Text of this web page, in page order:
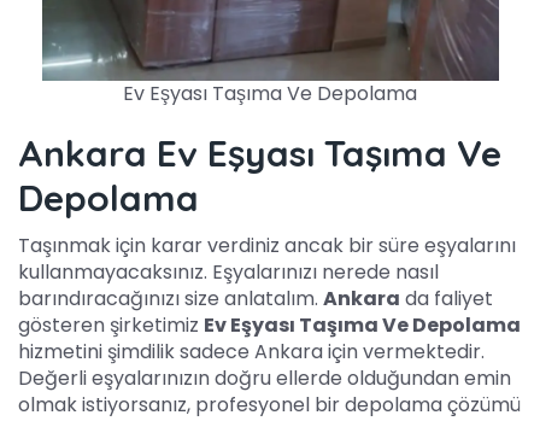
Ev Eşyası Taşıma Ve Depolama
Ankara Ev Eşyası Taşıma Ve
Depolama
Taşınmak için karar verdiniz ancak bir süre eşyalarını
kullanmayacaksınız. Eşyalarınızı nerede nasıl
barındıracağınızı size anlatalım. Ankara da faliyet
gösteren şirketimiz Ev Eşyası Taşıma Ve Depolama
hizmetini şimdilik sadece Ankara için vermektedir.
Değerli eşyalarınızın doğru ellerde olduğundan emin
olmak istiyorsanız, profesyonel bir depolama çözümü